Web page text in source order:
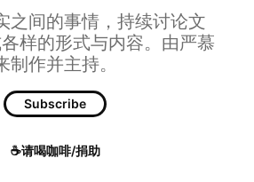
之间的事情，持续讨论文
样的形式与内容。由严慕
制作并主持。
Subscribe
☕请喝咖啡/捐助